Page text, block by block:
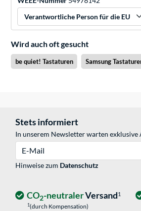
Verantwortliche Person für die EU
Wird auch oft gesucht
be quiet! Tastaturen Samsung
Stets informiert
In unserem Newsletter warten
Hinweise zum Datenschutz
CO2-neutralerVersand1
1(durch Kompensation)